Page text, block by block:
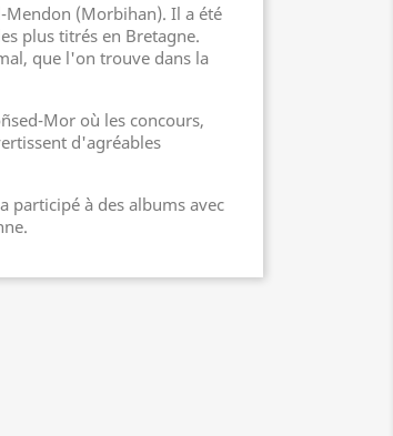
Mendon (Morbihan). Il a été
plus titrés en Bretagne.
que l'on trouve dans la
Mor où les concours,
d'agréables
participé à des albums avec